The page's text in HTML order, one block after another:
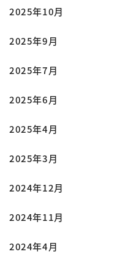
2025年10月
2025年9月
2025年7月
2025年6月
2025年4月
2025年3月
2024年12月
2024年11月
2024年4月